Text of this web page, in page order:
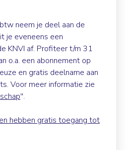
neem je deel aan de
je eveneens een
KNVI af. Profiteer t/m 31
o.a. een abonnement op
en gratis deelname aan
Voor meer informatie zie
''.
hebben gratis toegang tot